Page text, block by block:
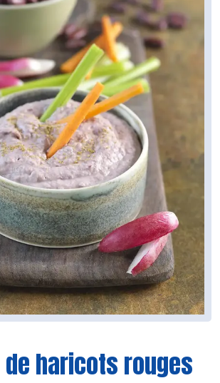
de haricots rouges